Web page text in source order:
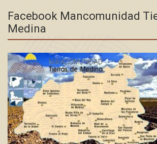
Facebook Mancomunidad
Medina